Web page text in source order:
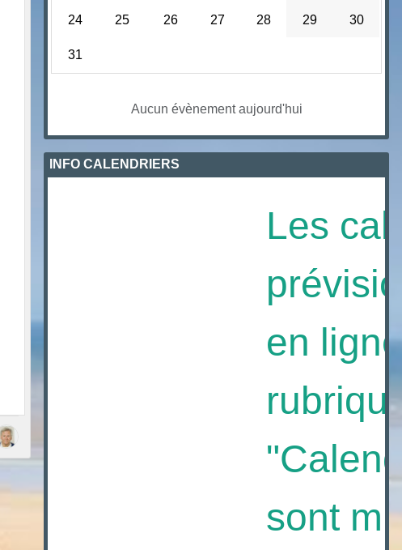
24 25 26 27 28 29 30
31
Aucun évènement aujourd'hui
INFO CALENDRIERS
Les
en ligne
rubrique
sont mis